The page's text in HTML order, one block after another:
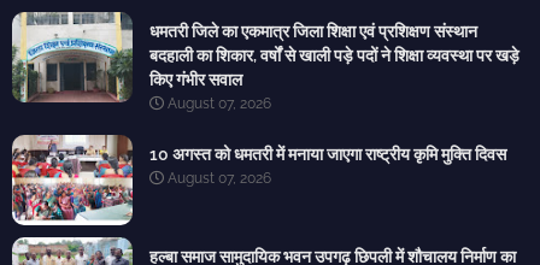
धमतरी जिले का एकमात्र जिला शिक्षा एवं प्रशिक्षण संस्थान
बदहाली का शिकार, वर्षों से खाली पड़े पदों ने शिक्षा व्यवस्था पर खड़े
किए गंभीर सवाल
August 07, 2026
10 अगस्त को धमतरी में मनाया जाएगा राष्ट्रीय कृमि मुक्ति दिवस
August 07, 2026
हल्बा समाज सामुदायिक भवन उपगढ़ छिपली में शौचालय निर्माण का